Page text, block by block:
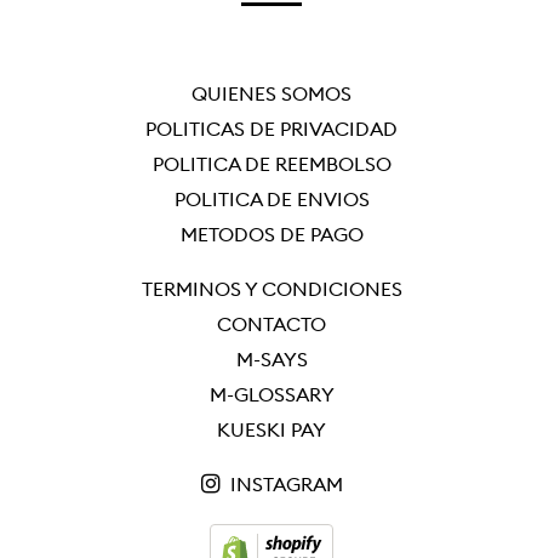
QUIÉNES SOMOS
POLÍTICAS DE PRIVACIDAD
POLÍTICA DE REEMBOLSO
POLÍTICA DE ENVÍOS
MÉTODOS DE PAGO
TÉRMINOS Y CONDICIONES
CONTACTO
M-SAYS
M-GLOSSARY
KUESKI PAY
INSTAGRAM